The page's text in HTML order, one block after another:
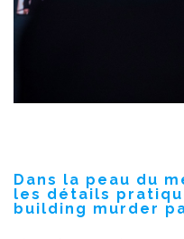
Dans la peau du
les détails
building murder